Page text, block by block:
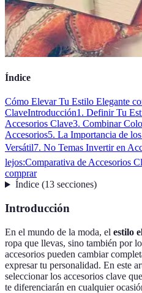
Índice
Cómo Elevar Tu Estilo Elegante
ClaveIntroducción1. Definir Tu
Accesorios Clave3. Combinar
Accesorios5. La Importancia de
Versátil7. No Temas Invertir en
lejos:Comparativa de Accesorios
comprar
Índice(13 secciones)
Introducción
En el mundo de la moda, el estilo
ropa que llevas, sino también por
accesorios pueden cambiar
expresar tu personalidad. En este
seleccionar los accesorios clave
te diferenciarán en cualquier